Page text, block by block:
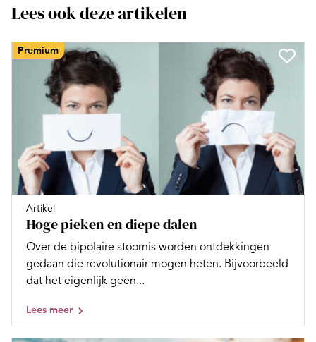
Lees ook deze artikelen
Premium
Artikel
Hoge pieken en diepe dalen
Over de bipolaire stoornis worden ontdekkingen
gedaan die revolutionair mogen heten. Bijvoorbeeld
dat het eigenlijk geen...
Lees meer